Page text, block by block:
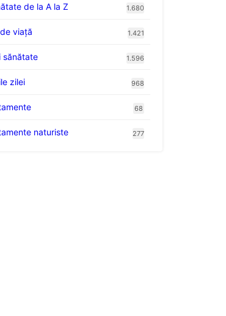
de la A la Z 1.680
viaţă 1.421
sănătate 1.596
zilei 968
68
naturiste 277